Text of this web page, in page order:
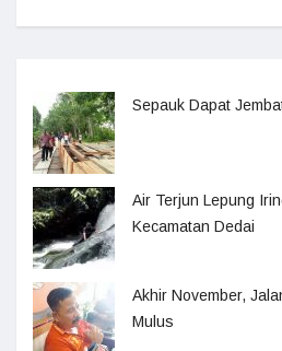
Sepauk Dapat
Air Terjun Lepung
Kecamatan Dedai
Akhir November,
Mulus